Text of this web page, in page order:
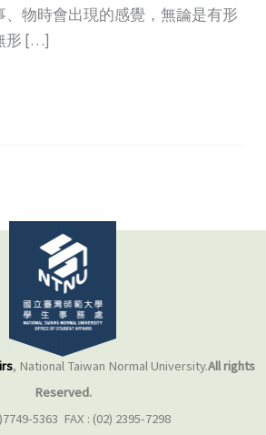
物時會出現的感覺，無論是有形
形 […]
, National Taiwan Normal University.All rights
Reserved.
5363 FAX : (02) 2395-7298